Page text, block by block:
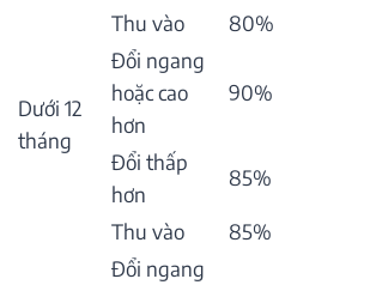
Dưới 12
tháng
Thu vào
80%
Đổi ngang
hoặc cao
hơn
90%
Đổi thấp
hơn
85%
Thu vào
85%
Đổi ngang